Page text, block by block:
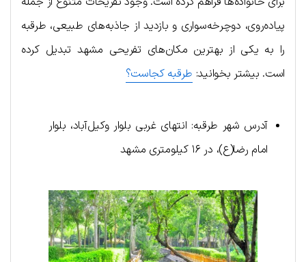
پیاده‌روی، دوچرخه‌سواری و بازدید از جاذبه‌های طبیعی، طرقبه
را به یکی از بهترین مکان‌های تفریحی مشهد تبدیل کرده
است. بیشتر بخوانید: طرقبه کجاست؟
آدرس شهر طرقبه: انتهای غربی بلوار وکیل‌آباد، بلوار
امام رضا(ع)، در ۱۶ کیلومتری مشهد